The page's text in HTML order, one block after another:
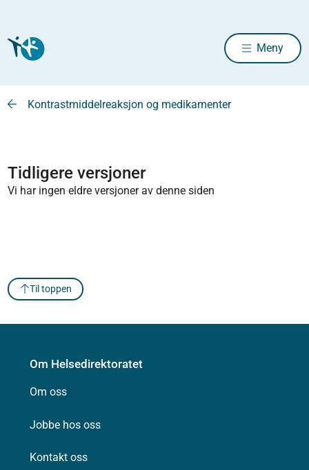
Meny
Kontrastmiddelreaksjon og medikamenter
Tidligere versjoner
Vi har ingen eldre versjoner av denne siden
Til toppen
Om Helsedirektoratet
Om oss
Jobbe hos oss
Kontakt oss